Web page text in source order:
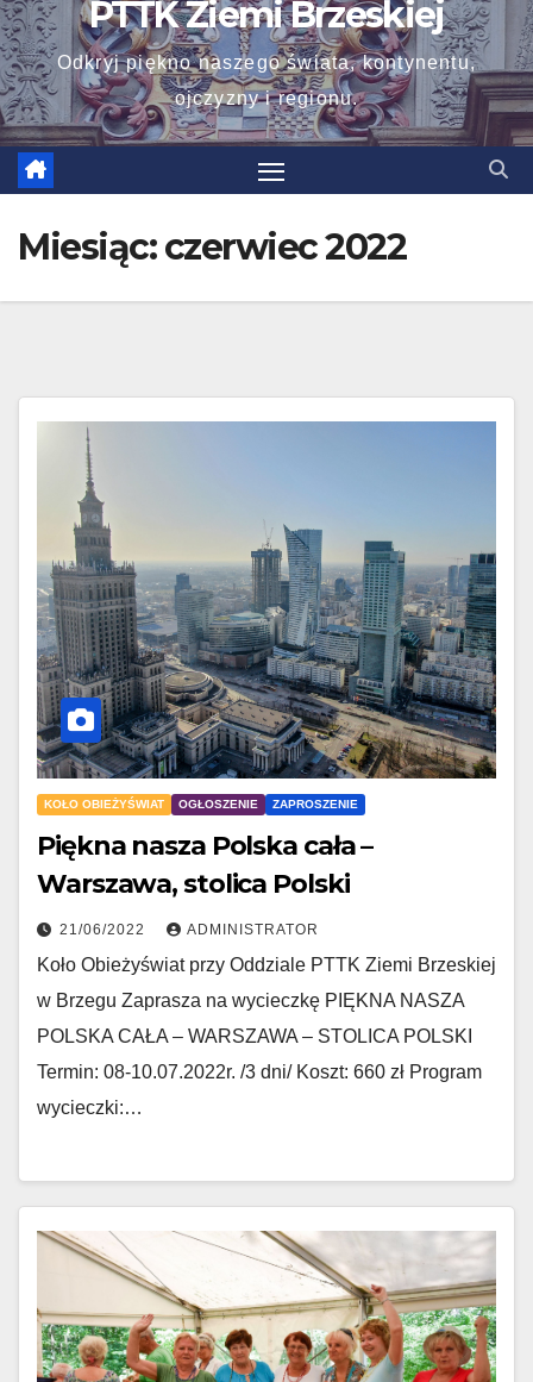
PTTK Ziemi Brzeskiej
Odkryj piękno naszego świata, kontynentu,
ojczyzny i regionu.
Miesiąc:czerwiec 2022
KOŁO OBIEŻYŚWIAT OGŁOSZENIE ZAPROSZENIE
Piękna nasza Polska cała –
Warszawa, stolica Polski
21/06/2022 ADMINISTRATOR
Koło Obieżyświat przy Oddziale PTTK Ziemi Brzeskiej
w Brzegu Zaprasza na wycieczkę PIĘKNA NASZA
POLSKA CAŁA – WARSZAWA – STOLICA POLSKI
Termin: 08-10.07.2022r. /3 dni/ Koszt: 660 zł Program
wycieczki:…